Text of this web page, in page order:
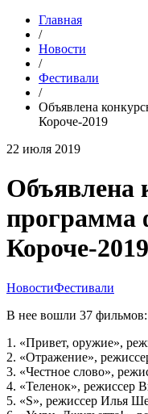
Главная
/
Новости
/
Фестивали
/
Объявлена
Короче-2019
22 июля 2019
Объявлена
программа
Короче-2019
НовостиФестивали
В нее вошли 37 фильмов:
1. «Привет, оружие»,
2. «Отражение»,
3. «Честное слово»,
4. «Теленок», режиссер
5. «S», режиссер Илья